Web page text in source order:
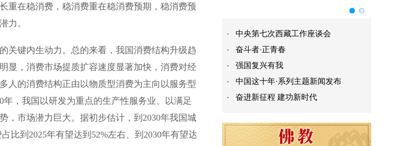
重在稳消费，稳消费重在稳消费预期，稳消费预
力。
键内生动力。总的来看，我国消费结构升级趋
显，消费市场提质扩容速度显著加快，消费对经
人的消费结构正由以物质型消费为主向以服务型
，我国以研发为重点的生产性服务业、以满足
，市场潜力巨大。据初步估计，到2030年我国城
比到2025年有望达到52%左右、到2030年有望达
中央第七次西藏工作座谈会
奋斗者·正青春
强国复兴有我
中国这十年·系列主题新闻发布
奋进新征程 建功新时代